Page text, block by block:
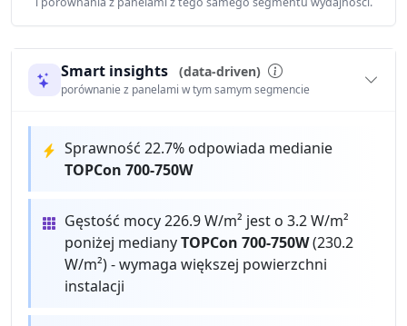
Smart insights (data-driven)
porównanie z panelami w tym samym segmencie
Sprawność 22.7% odpowiada medianie
TOPCon 700-750W
Gęstość mocy 226.9 W/m² jest o 3.2 W/m²
poniżej medianyTOPCon 700-750W(230.2
W/m²) - wymaga większej powierzchni
instalacji